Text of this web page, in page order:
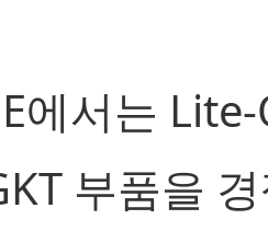
에서는 Lite-
부품을